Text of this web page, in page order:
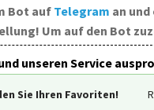
Bot aufTelegram an
Um auf den Bot
unseren Service
Sie Ihren Favoriten!